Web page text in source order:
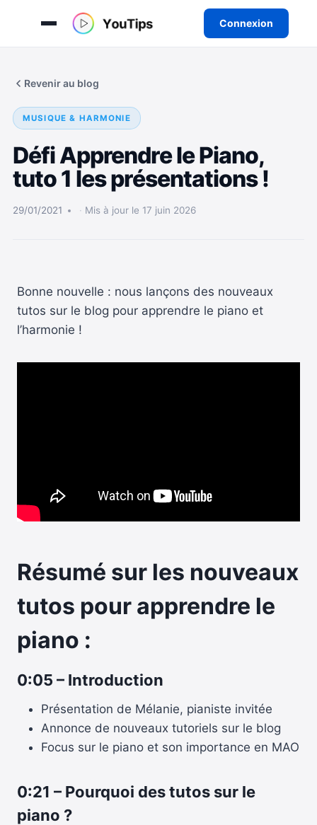
Connexion
Revenir au blog
MUSIQUE & HARMONIE
Défi Apprendre le Piano,
tuto 1 les présentations !
29/01/2021 Mis à jour le 17 juin 2026
Bonne nouvelle : nous lançons des nouveaux
tutos sur le blog pour apprendre le piano et
l’harmonie !
Résumé sur les nouveaux
tutos pour apprendre le
piano :
0:05 – Introduction
Présentation de Mélanie, pianiste invitée
Annonce de nouveaux tutoriels sur le blog
Focus sur le piano et son importance en MAO
0:21 – Pourquoi des tutos sur le
piano ?